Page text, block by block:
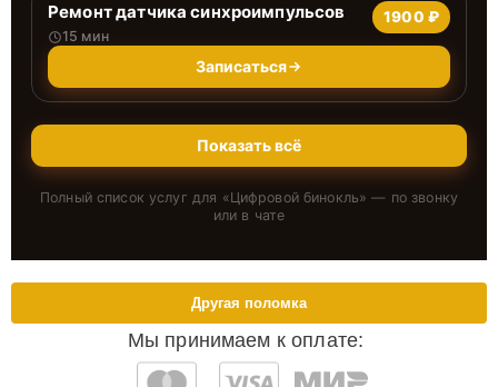
Ремонт датчика синхроимпульсов
15 мин
1900 ₽
Записаться
Показать всё
Полный список услуг для «Цифровой бинокль» — по звонку
или в чате
Мы принимаем к оплате:
Другая поломка